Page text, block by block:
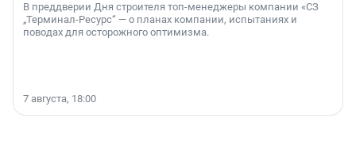
В преддверии Дня строителя топ-менеджеры компании «СЗ
„Терминал-Ресурс“ — о планах компании, испытаниях и
поводах для осторожного оптимизма.
7 августа, 18:00